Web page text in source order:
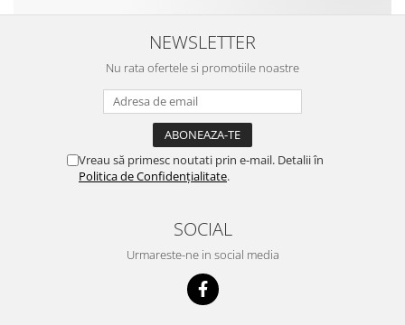
NEWSLETTER
Nu rata ofertele si promotiile noastre
Vreau să primesc noutati prin e-mail. Detalii în
Politica de Confidențialitate.
SOCIAL
Urmareste-ne in social media